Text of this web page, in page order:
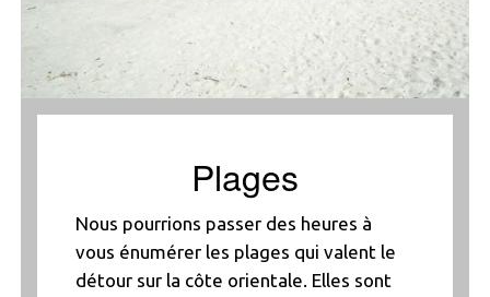
Plages
Nous pourrions passer des heures à
vous énumérer les plages qui valent le
détour sur la côte orientale. Elles sont